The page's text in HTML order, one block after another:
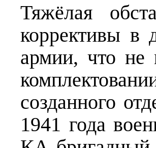
Тяжёлая
коррективы в
армии, что не
созданного
1941 года